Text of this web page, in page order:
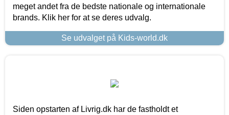
meget andet fra de bedste nationale og internationale
brands. Klik her for at se deres udvalg.
Se udvalget på Kids-world.dk
Siden opstarten af Livrig.dk har de fastholdt et